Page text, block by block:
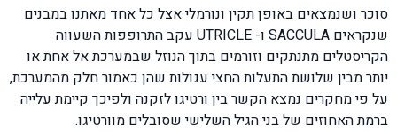
סוכר ושנמצאים באופן תקין ונורמלי אצל כל אחד מאתנו במבנים
שנקראים SACCULA ו- UTRICLE עקב התרופפות השעווה
הקריסטלים מתנתקים וזורמים בתוך הנוזל שבמערכת אל אחת או
יותר מבין שלושת התעלות החצי עגולות שהן כאמור חלק מהמערכת,
על פי מחקרים נמצא הקשר בין ורטיגו לזקנה ולפיכך קיימת עלייה
ברמת האחוזים של בני הגיל השלישי שסובלים מוורטיגו.